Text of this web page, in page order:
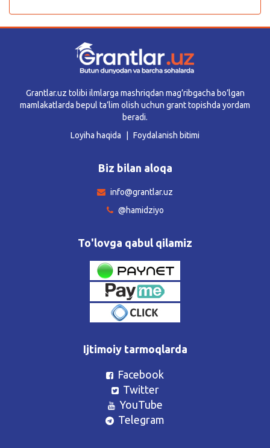
Grantlar.uz tolibi ilmlarga mashriqdan mag’ribgacha bo’lgan
mamlakatlarda bepul ta’lim olish uchun grant topishda yordam
beradi.
Loyiha haqida
Foydalanish bitimi
Biz bilan aloqa
info@grantlar.uz
@hamidziyo
To'lovga qabul qilamiz
Ijtimoiy tarmoqlarda
Facebook
Twitter
YouTube
Telegram